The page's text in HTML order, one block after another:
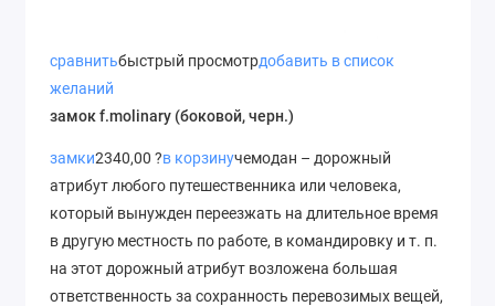
сравнитьбыстрый просмотрдобавить в список
желаний
замок f.molinary (боковой, черн.)
замки2340,00 ?в корзинучемодан – дорожный
атрибут любого путешественника или человека,
который вынужден переезжать на длительное время
в другую местность по работе, в командировку и т. п.
на этот дорожный атрибут возложена большая
ответственность за сохранность перевозимых вещей,